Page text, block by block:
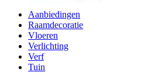
Aanbiedingen
Raamdecoratie
Vloeren
Verlichting
Verf
Tuin